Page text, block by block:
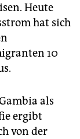
Heute
hat sich
10
als
ergibt
von der